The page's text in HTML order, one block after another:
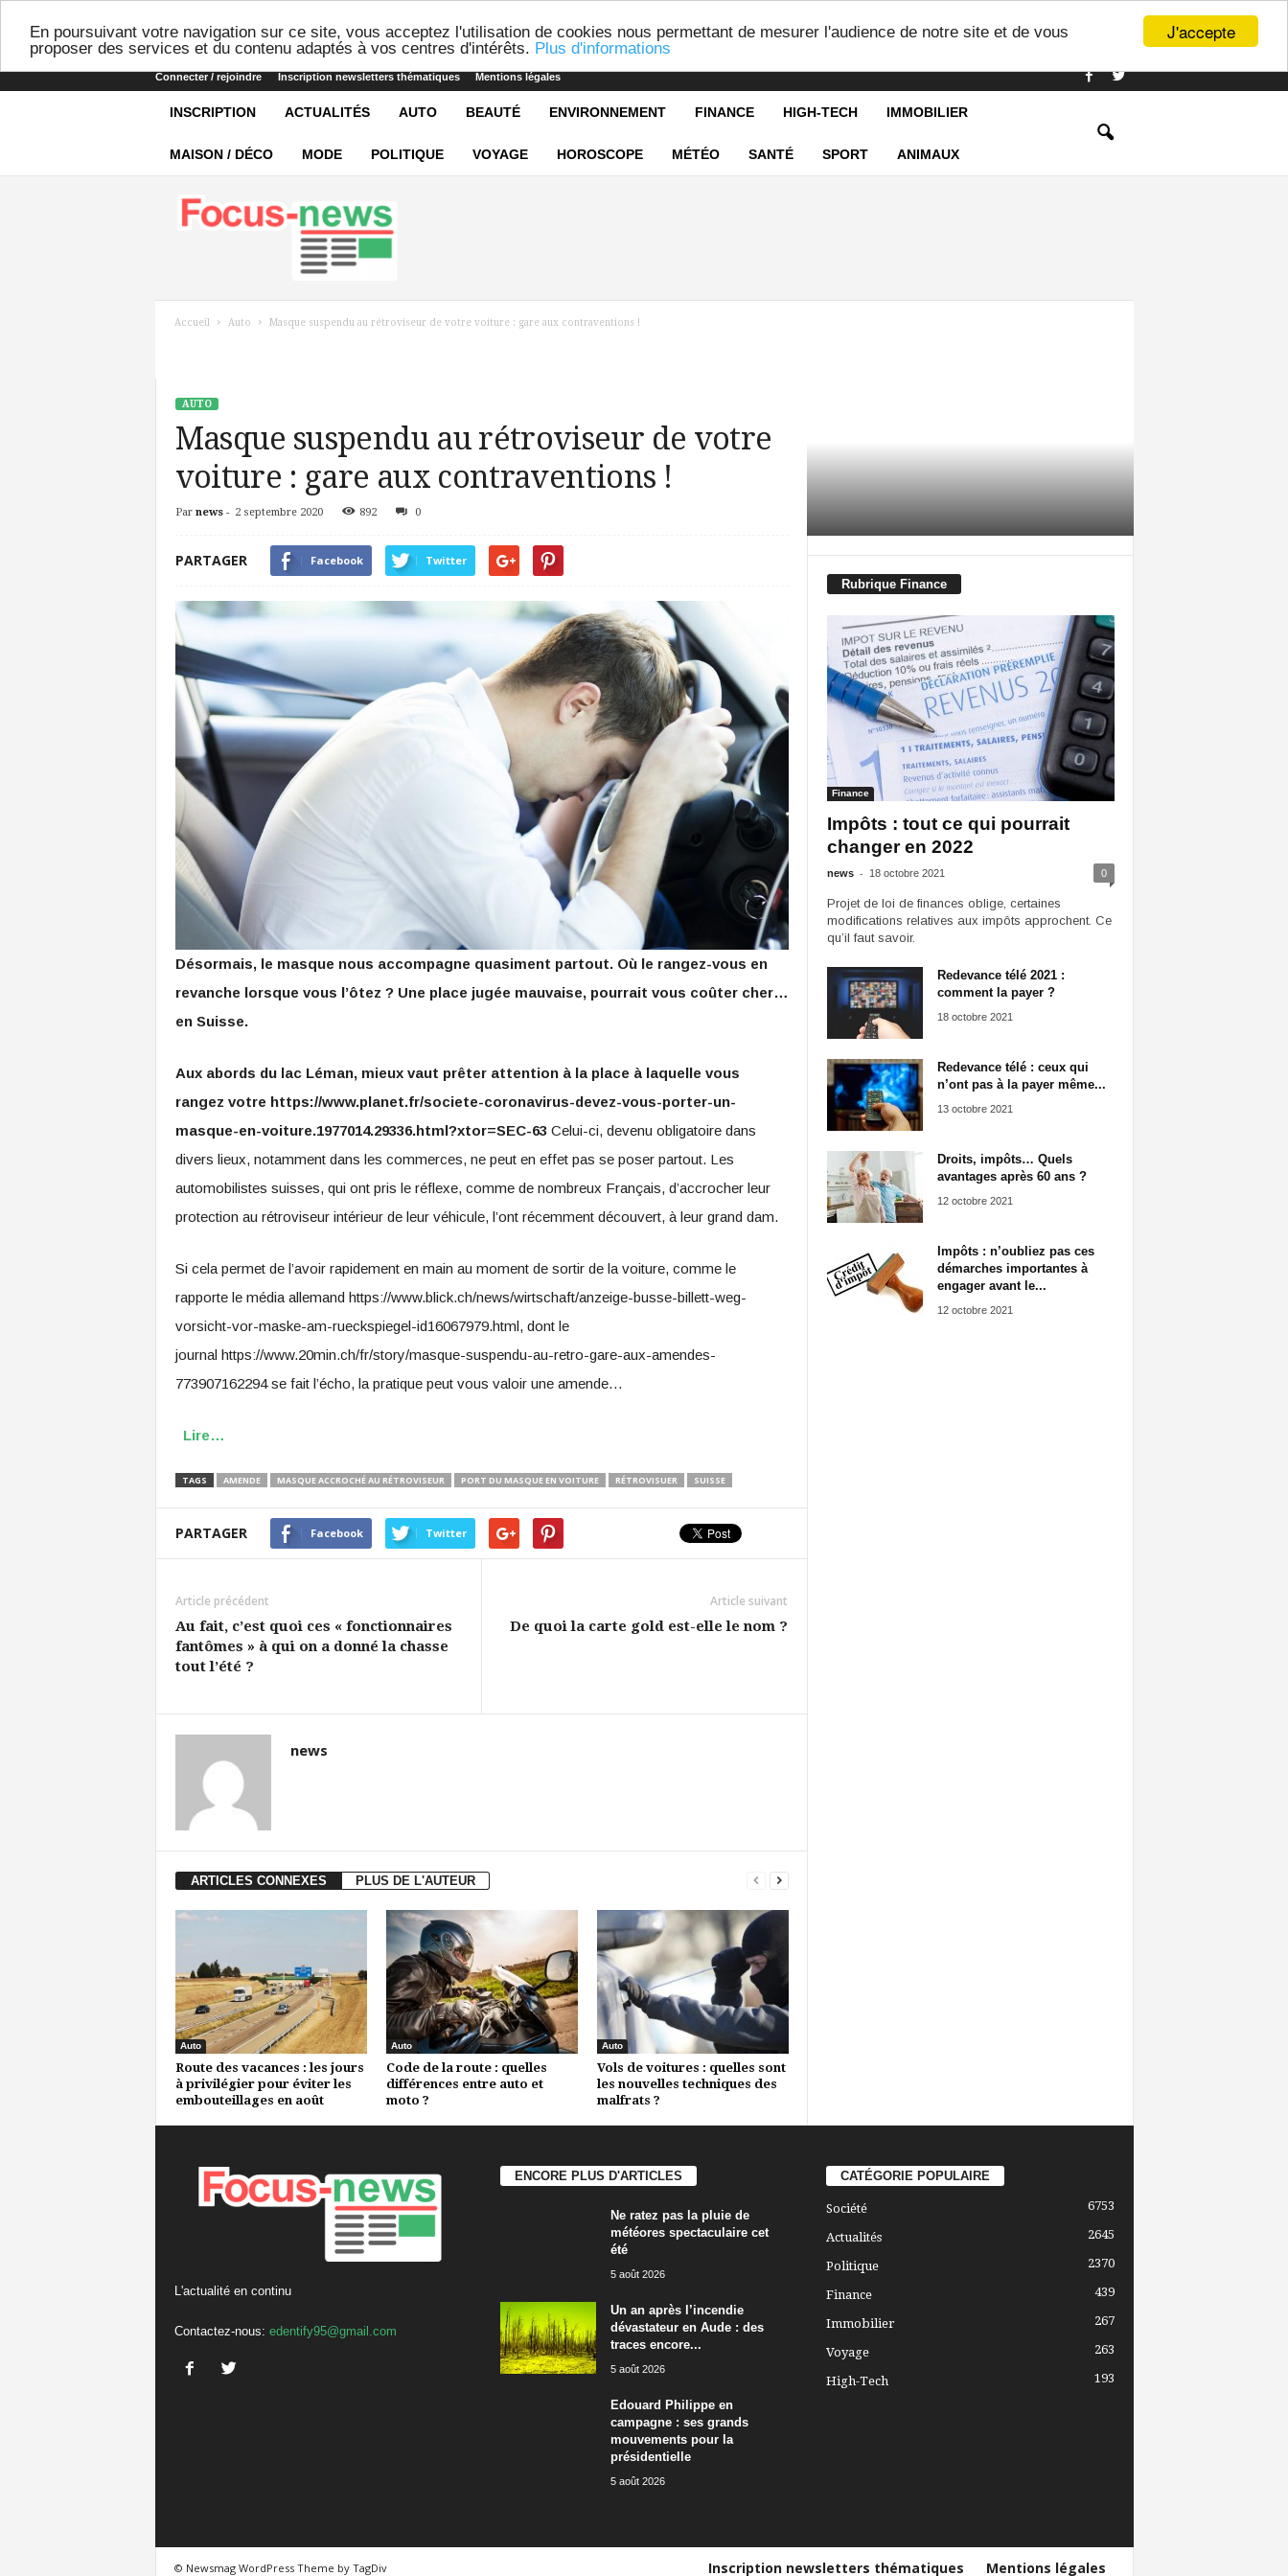
J'accepte
En poursuivant votre navigation sur ce site, vous acceptez l'utilisation de cookies nous permettant de mesurer l'audience de notre site et de vous
proposer des services et du contenu adaptés à vos centres d'intérêts. Plus d'informations
Connecter / rejoindre Inscription newsletters thématiques Mentions légales
INSCRIPTION ACTUALITÉS AUTO BEAUTÉ ENVIRONNEMENT FINANCE HIGH-TECH IMMOBILIER
MAISON / DÉCO MODE POLITIQUE VOYAGE HOROSCOPE MÉTÉO SANTÉ SPORT ANIMAUX
Accueil Auto Masque suspendu au rétroviseur de votre voiture : gare aux contraventions !
AUTO
Masque suspendu au rétroviseur de votre
voiture : gare aux contraventions !
Par news- 2 septembre 2020 892 0
PARTAGER Facebook Twitter
Désormais, le masque nous accompagne quasiment partout. Où le rangez-vous en
revanche lorsque vous l’ôtez ? Une place jugée mauvaise, pourrait vous coûter cher…
en Suisse.
Aux abords du lac Léman, mieux vaut prêter attention à la place à laquelle vous
rangez votre https://www.planet.fr/societe-coronavirus-devez-vous-porter-un-
masque-en-voiture.1977014.29336.html?xtor=SEC-63 Celui-ci, devenu obligatoire dans
divers lieux, notamment dans les commerces, ne peut en effet pas se poser partout. Les
automobilistes suisses, qui ont pris le réflexe, comme de nombreux Français, d’accrocher leur
protection au rétroviseur intérieur de leur véhicule, l’ont récemment découvert, à leur grand dam.
Si cela permet de l’avoir rapidement en main au moment de sortir de la voiture, comme le
rapporte le média allemand https://www.blick.ch/news/wirtschaft/anzeige-busse-billett-weg-
vorsicht-vor-maske-am-rueckspiegel-id16067979.html, dont le
journal https://www.20min.ch/fr/story/masque-suspendu-au-retro-gare-aux-amendes-
773907162294 se fait l’écho, la pratique peut vous valoir une amende…
Lire…
TAGS AMENDE MASQUE ACCROCHÉ AU RÉTROVISEUR PORT DU MASQUE EN VOITURE RÉTROVISUER SUISSE
PARTAGER Facebook Twitter
Article précédent
Au fait, c’est quoi ces « fonctionnaires
fantômes » à qui on a donné la chasse
tout l’été ?
Article suivant
De quoi la carte gold est-elle le nom ?
news
ARTICLES CONNEXES PLUS DE L'AUTEUR
Auto
Route des vacances : les jours
à privilégier pour éviter les
embouteillages en août
Auto
Code de la route : quelles
différences entre auto et
moto ?
Auto
Vols de voitures : quelles sont
les nouvelles techniques des
malfrats ?
Rubrique Finance
Finance
Impôts : tout ce qui pourrait
changer en 2022
news - 18 octobre 2021 0
Projet de loi de finances oblige, certaines
modifications relatives aux impôts approchent. Ce
qu’il faut savoir.
Redevance télé 2021 :
comment la payer ?
18 octobre 2021
Redevance télé : ceux qui
n’ont pas à la payer même...
13 octobre 2021
Droits, impôts… Quels
avantages après 60 ans ?
12 octobre 2021
Impôts : n’oubliez pas ces
démarches importantes à
engager avant le...
12 octobre 2021
L'actualité en continu
Contactez-nous: edentify95@gmail.com
ENCORE PLUS D'ARTICLES
Ne ratez pas la pluie de
météores spectaculaire cet
été
5 août 2026
Un an après l’incendie
dévastateur en Aude : des
traces encore...
5 août 2026
Edouard Philippe en
campagne : ses grands
mouvements pour la
présidentielle
5 août 2026
CATÉGORIE POPULAIRE
Société 6753
Actualités 2645
Politique 2370
Finance 439
Immobilier 267
Voyage 263
High-Tech 193
Inscription newsletters thématiques Mentions légales
© Newsmag WordPress Theme by TagDiv